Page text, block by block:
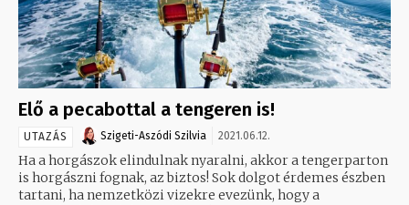
Elő a pecabottal a tengeren is!
UTAZÁS Szigeti-Aszódi Szilvia 2021.06.12.
Ha a horgászok elindulnak nyaralni, akkor a tengerparton
is horgászni fognak, az biztos! Sok dolgot érdemes észben
tartani, ha nemzetközi vizekre evezünk, hogy a